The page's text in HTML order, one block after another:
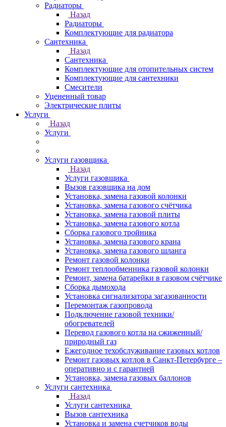
Радиаторы
Назад
Радиаторы
Комплектующие для радиатора
Сантехника
Назад
Сантехника
Комплектующие для отопительных систем
Комплектующие для сантехники
Смесители
Уцененный товар
Электрические плиты
Услуги
Назад
Услуги
Услуги газовщика
Назад
Услуги газовщика
Вызов газовщика на дом
Установка, замена газовой колонки
Установка, замена газового счётчика
Установка, замена газовой плиты
Установка, замена газового котла
Сборка газового тройника
Установка, замена газового крана
Установка, замена газового шланга
Ремонт газовой колонки
Ремонт теплообменника газовой колонки
Ремонт, замена батарейки в газовом счётчике
Сборка дымохода
Установка сигнализатора загазованности
Перемонтаж газопровода
Подключение газовой техники/
обогревателей
Перевод газового котла на сжиженный/
природный газ
Ежегодное техобслуживание газовых котлов
Ремонт газовых котлов в Санкт-Петербурге –
оперативно и с гарантией
Установка, замена газовых баллонов
Услуги сантехника
Назад
Услуги сантехника
Вызов сантехника
Установка и замена счетчиков воды